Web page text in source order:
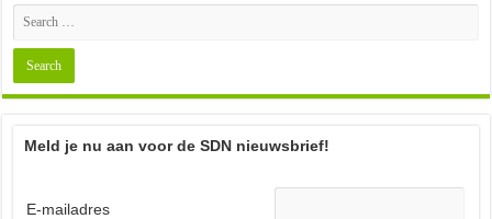
Meld je nu aan voor de SDN nieuwsbrief!
E-mailadres